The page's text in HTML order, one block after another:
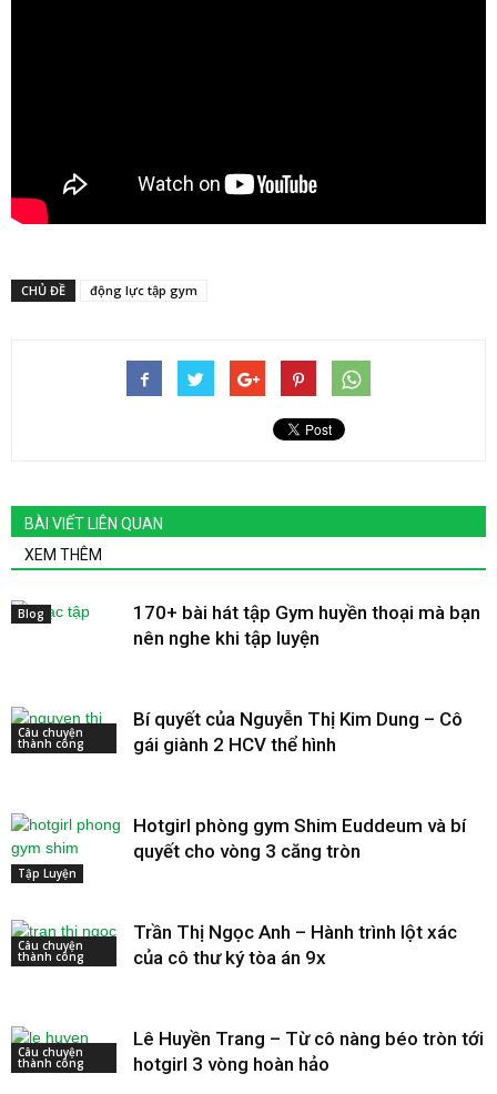
CHỦ ĐỀ động lực tập gym
BÀI VIẾT LIÊN QUAN
XEM THÊM
Blog
170+ bài hát tập Gym huyền thoại mà bạn
nên nghe khi tập luyện
Câu chuyện
thành công
Bí quyết của Nguyễn Thị Kim Dung – Cô
gái giành 2 HCV thể hình
Tập Luyện
Hotgirl phòng gym Shim Euddeum và bí
quyết cho vòng 3 căng tròn
Câu chuyện
thành công
Trần Thị Ngọc Anh – Hành trình lột xác
của cô thư ký tòa án 9x
Câu chuyện
thành công
Lê Huyền Trang – Từ cô nàng béo tròn tới
hotgirl 3 vòng hoàn hảo